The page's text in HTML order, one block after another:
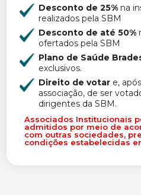
Desconto de 25% na
realizados pela SBM
Desconto de até 50%
ofertados pela SBM
Plano de Saúde
exclusivos.
Direito de votar e,
associação, de ser
dirigentes da SBM.
Associados Institucionais
admitidos por meio de
com outras sociedades,
condições estabelecidas